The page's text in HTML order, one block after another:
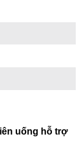
uống hỗ trợ